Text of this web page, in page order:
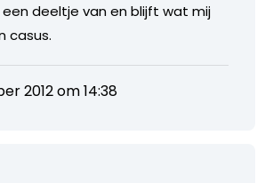
een deeltje van en blijft wat mij
casus.
2012 om 14:38